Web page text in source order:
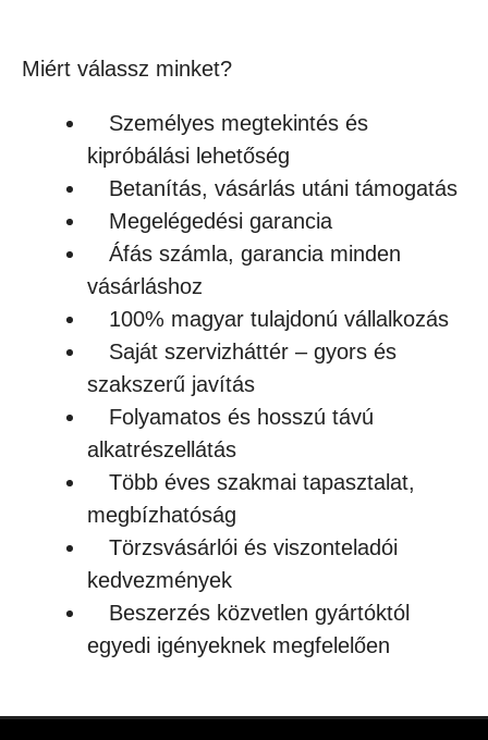
Miért válassz minket?
Személyes megtekintés és
kipróbálási lehetőség
Betanítás, vásárlás utáni támogatás
Megelégedési garancia
Áfás számla, garancia minden
vásárláshoz
100% magyar tulajdonú vállalkozás
Saját szervizháttér – gyors és
szakszerű javítás
Folyamatos és hosszú távú
alkatrészellátás
Több éves szakmai tapasztalat,
megbízhatóság
Törzsvásárlói és viszonteladói
kedvezmények
Beszerzés közvetlen gyártóktól
egyedi igényeknek megfelelően